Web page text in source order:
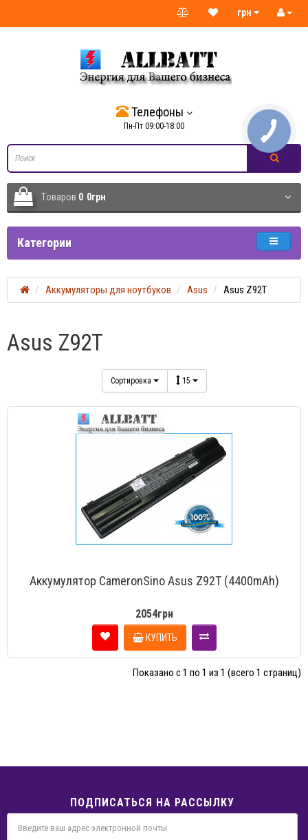
грн
Телефоны
Пн-Пт 09:00-18:00
Tоваров 0 0грн
Категории
Аккумуляторы для ноутбуков Asus Asus Z92T
Asus Z92T
Сортировка 15
Аккумулятор CameronSino Asus Z92T (4400mAh)
2054грн
КУПИТЬ
Показано с 1 по 1 из 1 (всего 1 страниц)
ПОДПИСАТЬСЯ НА РАССЫЛКУ